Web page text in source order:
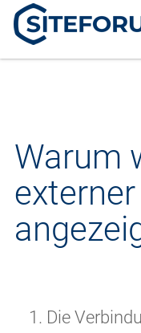
Warum
Die